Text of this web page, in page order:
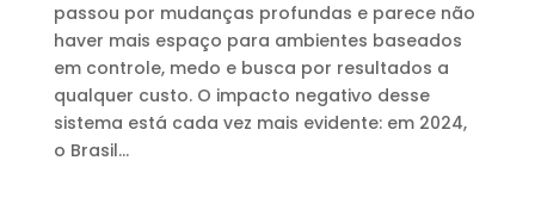
passou por mudanças profundas e parece não
haver mais espaço para ambientes baseados
em controle, medo e busca por resultados a
qualquer custo. O impacto negativo desse
sistema está cada vez mais evidente: em 2024,
o Brasil...